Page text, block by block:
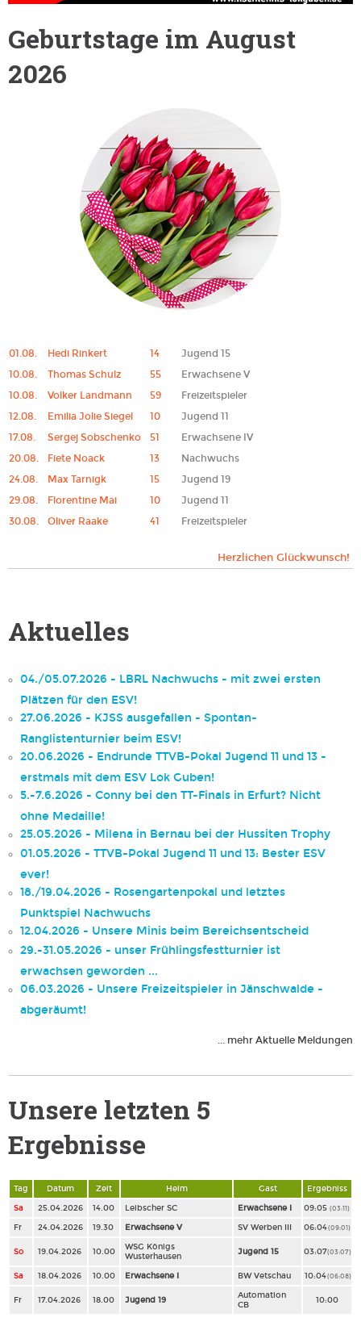
Geburtstage im August
2026
01.08. Hedi Rinkert 14
Jugend 15
10.08.
Thomas Schulz 55
Erwachsene V
10.08.
Volker Landmann 59
Freizeitspieler
12.08.
Emilia Jolie Siegel 10
Jugend 11
17.08.
Sergej Sobschenko 51
Erwachsene IV
20.08.
Fiete Noack 13
Nachwuchs
24.08.
Max Tarnigk 15
Jugend 19
29.08.
Florentine Mai 10
Jugend 11
30.08.
Oliver Raake 41 Freizeitspieler
Herzlichen Glückwunsch!
Aktuelles
04./05.07.2026 - LBRL Nachwuchs - mit zwei ersten
Plätzen für den ESV!
27.06.2026 - KJSS ausgefallen - Spontan-
Ranglistenturnier beim ESV!
20.06.2026 - Endrunde TTVB-Pokal Jugend 11 und 13 -
erstmals mit dem ESV Lok Guben!
5.-7.6.2026 - Conny bei den TT-Finals in Erfurt? Nicht
ohne Medaille!
25.05.2026 - Milena in Bernau bei der Hussiten Trophy
01.05.2026 - TTVB-Pokal Jugend 11 und 13: Bester ESV
ever!
18./19.04.2026 - Rosengartenpokal und letztes
Punktspiel Nachwuchs
12.04.2026 - Unsere Minis beim Bereichsentscheid
29.-31.05.2026 - unser Frühlingsfestturnier ist
erwachsen geworden ...
06.03.2026 - Unsere Freizeitspieler in Jänschwalde -
abgeräumt!
... mehr Aktuelle Meldungen
Unsere letzten 5
Ergebnisse
Tag Datum Zeit Heim Gast
Ergebniss
Sa
25.04.2026 14.00 Leibscher SC Erwachsene I 09:05 (03:11)
Fr 24.04.2026 19.30 Erwachsene V SV Werben III 06:04(09:01)
So 19.04.2026 10.00
WSG Königs
Wusterhausen
Jugend 15 03:07(03:07)
Sa 18.04.2026 10.00 Erwachsene I BW Vetschau 10:04(06:08)
Fr 17.04.2026 18.00 Jugend 19
Automation
CB
10:00